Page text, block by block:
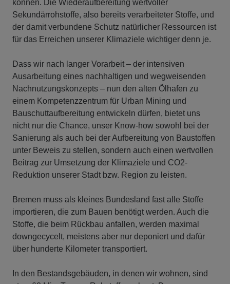
können. Die Wiederaufbereitung wertvoller
Sekundärrohstoffe, also bereits verarbeiteter Stoffe, und
der damit verbundene Schutz natürlicher Ressourcen ist
für das Erreichen unserer Klimaziele wichtiger denn je.
Dass wir nach langer Vorarbeit – der intensiven
Ausarbeitung eines nachhaltigen und wegweisenden
Nachnutzungskonzepts – nun den alten Ölhafen zu
einem Kompetenzzentrum für Urban Mining und
Bauschuttaufbereitung entwickeln dürfen, bietet uns
nicht nur die Chance, unser Know-how sowohl bei der
Sanierung als auch bei der Aufbereitung von Baustoffen
unter Beweis zu stellen, sondern auch einen wertvollen
Beitrag zur Umsetzung der Klimaziele und CO2-
Reduktion unserer Stadt bzw. Region zu leisten.
Bremen muss als kleines Bundesland fast alle Stoffe
importieren, die zum Bauen benötigt werden. Auch die
Stoffe, die beim Rückbau anfallen, werden maximal
downgecycelt, meistens aber nur deponiert und dafür
über hunderte Kilometer transportiert.
In den Bestandsgebäuden, in denen wir wohnen, sind